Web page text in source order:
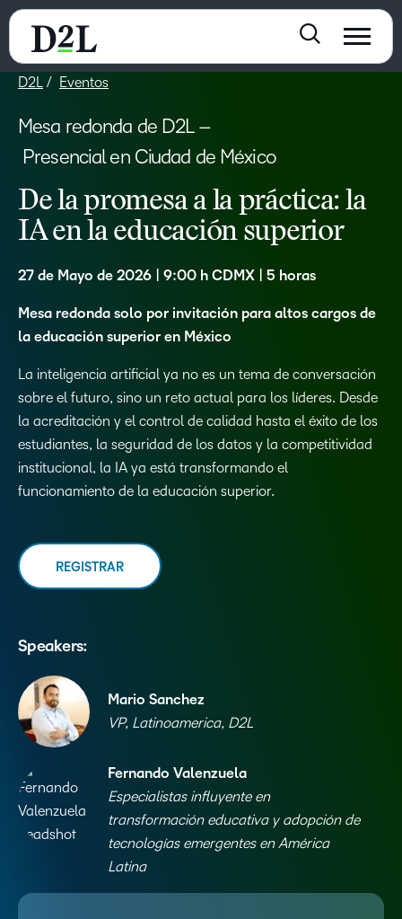
D2L Eventos
Mesa redonda de D2L –
Presencial en Ciudad de México
De la promesa a la práctica: la
IA en la educación superior
27 de Mayo de 2026 | 9:00 h CDMX | 5 horas
Mesa redonda solo por invitación para altos cargos de
la educación superior en México
La inteligencia artificial ya no es un tema de conversación
sobre el futuro, sino un reto actual para los líderes. Desde
la acreditación y el control de calidad hasta el éxito de los
estudiantes, la seguridad de los datos y la competitividad
institucional, la IA ya está transformando el
funcionamiento de la educación superior.
REGISTRAR
Speakers:
Mario Sanchez
VP, Latinoamerica, D2L
Fernando Valenzuela
Especialistas influyente en
transformación educativa y adopción de
tecnologías emergentes en América
Latina